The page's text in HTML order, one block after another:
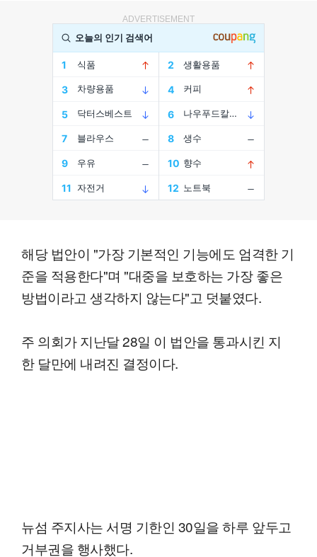
ADVERTISEMENT
해당 법안이 "가장 기본적인 기능에도 엄격한 기
준을 적용한다"며 "대중을 보호하는 가장 좋은
방법이라고 생각하지 않는다"고 덧붙였다.
주 의회가 지난달 28일 이 법안을 통과시킨 지
한 달만에 내려진 결정이다.
뉴섬 주지사는 서명 기한인 30일을 하루 앞두고
거부권을 행사했다.